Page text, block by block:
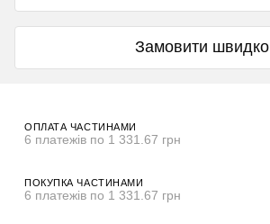
Замовити швидко
ОПЛАТА ЧАСТИНАМИ
6 платежів по 1 331.67 грн
ПОКУПКА ЧАСТИНАМИ
6 платежів по 1 331.67 грн